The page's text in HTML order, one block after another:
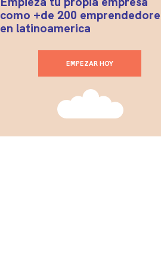
como +de 200
en latinoamerica
EMPEZAR HOY